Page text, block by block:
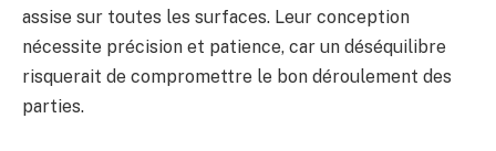
assise sur toutes les surfaces. Leur conception
nécessite précision et patience, car un déséquilibre
risquerait de compromettre le bon déroulement des
parties.